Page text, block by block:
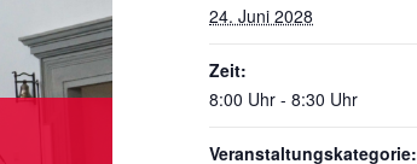
24. Juni 2028
Zeit:
8:00 Uhr - 8:30 Uhr
Veranstaltungskategorie: